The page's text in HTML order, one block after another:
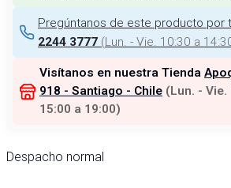
Pregúntanos de este producto por
2244 3777 (Lun. - Vie. 10:30 a
Visítanos en nuestra Tienda
918 - Santiago - Chile (Lun. - Vie.
15:00 a 19:00)
Despacho normal